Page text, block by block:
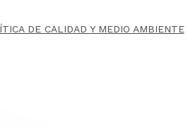
DE CALIDAD Y MEDIO AMBIENTE